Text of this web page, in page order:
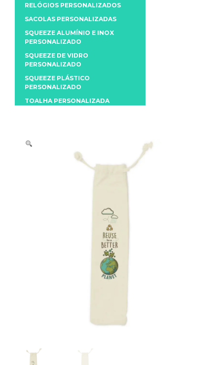
RELÓGIOS PERSONALIZADOS
SACOLAS PERSONALIZADAS
SQUEEZE ALUMÍNIO E INOX
PERSONALIZADO
SQUEEZE DE VIDRO
PERSONALIZADO
SQUEEZE PLÁSTICO
PERSONALIZADO
TOALHA PERSONALIZADA